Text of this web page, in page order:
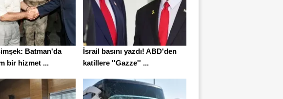
Batman'da
bir hizmet ...
İsrail basını yazdı! ABD'den
katillere ''Gazze'' ...